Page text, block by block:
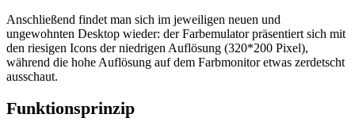
Anschließend findet man sich im jeweiligen neuen und
ungewohnten Desktop wieder: der Farbemulator präsentiert sich mit
den riesigen Icons der niedrigen Auflösung (320*200 Pixel),
während die hohe Auflösung auf dem Farbmonitor etwas zerdetscht
ausschaut.
Funktionsprinzip